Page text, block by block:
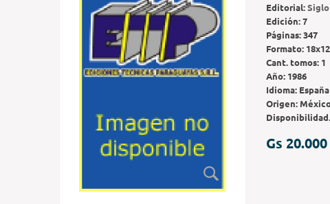
Editorial:
Edición:7
Páginas:347
Formato: 18x12
Cant. tomos: 1
Año: 1986
Idioma: España
Origen:
Gs 20.000